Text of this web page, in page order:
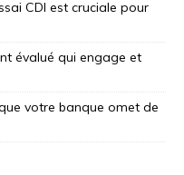
CDI est cruciale pour
évalué qui engage et
votre banque omet de